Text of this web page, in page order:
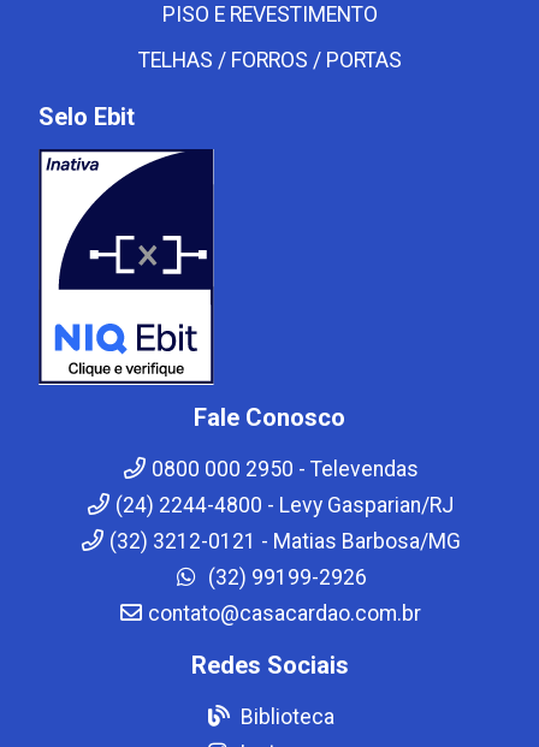
PISO E REVESTIMENTO
TELHAS / FORROS / PORTAS
Selo Ebit
Fale Conosco
0800 000 2950 - Televendas
(24) 2244-4800 - Levy Gasparian/RJ
(32) 3212-0121 - Matias Barbosa/MG
(32) 99199-2926
contato@casacardao.com.br
Redes Sociais
Biblioteca